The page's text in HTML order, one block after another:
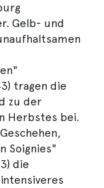
Gelb- und
tragen die
zu der
Herbstes bei.
Soignies"
die